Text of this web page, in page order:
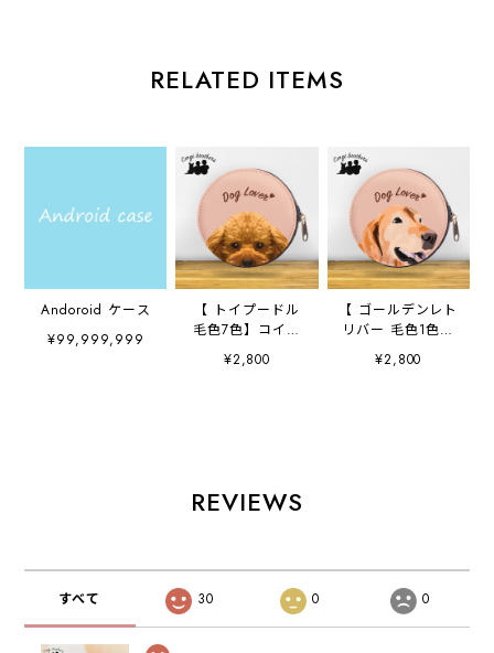
RELATED ITEMS
Andoroid ケース
¥99,999,999
【 トイプードル
毛色7色】コイン
ケース お散歩
用 プレゼント
¥2,800
【 ゴールデンレト
リバー 毛色1色】
コインケース お
散歩用 プレゼン
¥2,800
REVIEWS
すべて 30 0 0